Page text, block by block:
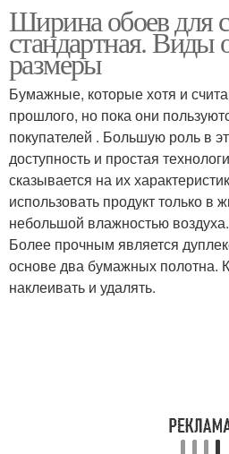
Ширина обоев для
стандартная. Виды
размеры
Бумажные, которые хотя и
прошлого, но пока они
покупателей . Большую роль в
доступность и простая
сказывается на их
использовать продукт только в
небольшой влажностью воздуха.
Более прочным является
основе два бумажных полотна.
наклеивать и удалять.